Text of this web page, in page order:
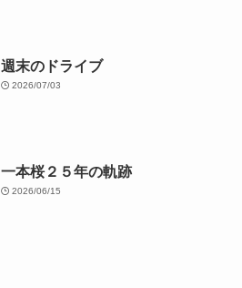
週末のドライブ
2026/07/03
一本桜２５年の軌跡
2026/06/15